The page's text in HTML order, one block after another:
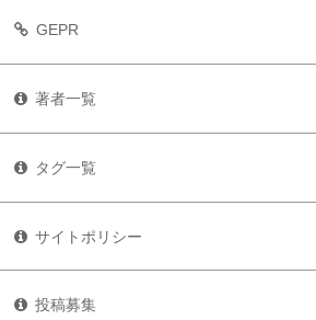
GEPR
著者一覧
タグ一覧
サイトポリシー
投稿募集